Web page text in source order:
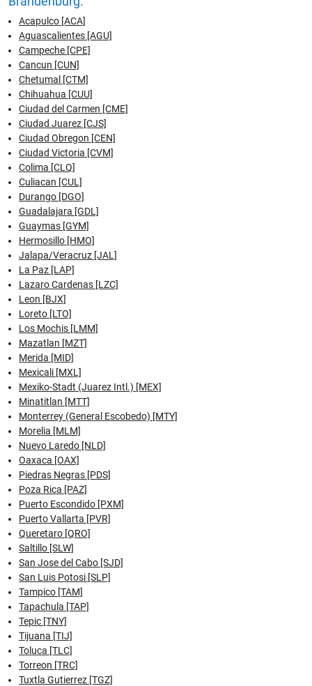
Acapulco [ACA]
Aguascalientes [AGU]
Campeche [CPE]
Cancun [CUN]
Chetumal [CTM]
Chihuahua [CUU]
Ciudad del Carmen [CME]
Ciudad Juarez [CJS]
Ciudad Obregon [CEN]
Ciudad Victoria [CVM]
Colima [CLQ]
Culiacan [CUL]
Durango [DGO]
Guadalajara [GDL]
Guaymas [GYM]
Hermosillo [HMO]
Jalapa/Veracruz [JAL]
La Paz [LAP]
Lazaro Cardenas [LZC]
Leon [BJX]
Loreto [LTO]
Los Mochis [LMM]
Mazatlan [MZT]
Merida [MID]
Mexicali [MXL]
Mexiko-Stadt (Juarez Intl.) [MEX]
Minatitlan [MTT]
Monterrey (General Escobedo) [MTY]
Morelia [MLM]
Nuevo Laredo [NLD]
Oaxaca [OAX]
Piedras Negras [PDS]
Poza Rica [PAZ]
Puerto Escondido [PXM]
Puerto Vallarta [PVR]
Queretaro [QRO]
Saltillo [SLW]
San Jose del Cabo [SJD]
San Luis Potosi [SLP]
Tampico [TAM]
Tapachula [TAP]
Tepic [TNY]
Tijuana [TIJ]
Toluca [TLC]
Torreon [TRC]
Tuxtla Gutierrez [TGZ]